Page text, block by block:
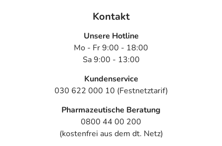
Unzugänglich für Kinder aufbewahren.
Bitte verwenden Sie dieses Arzneimittel nicht mehr nach
dem auf der Packung oder der Umverpackung
angegebenen Verfallsdatum. Das Verfallsdatum bezieht
sich auf den letzten Tag des angegebenen Monats.
Inhaltsstoffe
je 1 ml Lösung (= 1 Ampulle):
402 mg Tannenmistelkraut-Extrakt (1:20);
Auszugsmittel: Wasser, Natriumchlorid (99,91:0,09)
Kontakt
Unsere Hotline
Mo - Fr 9:00 - 18:00
Sa 9:00 - 13:00
Kundenservice
030 622 000 10 (Festnetztarif)
Pharmazeutische Beratung
0800 44 00 200
(kostenfrei aus dem dt. Netz)